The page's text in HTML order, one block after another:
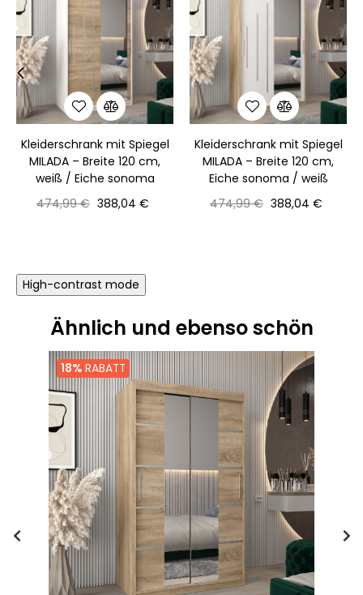
Kleiderschrank mit Spiegel
MILADA – Breite 120 cm,
weiß / Eiche sonoma
Normaler
474,99 € Preis
388,04 €
Kleiderschrank mit Spiegel
MILADA – Breite 120 cm,
Eiche sonoma / weiß
Normaler
474,99 € Preis
388,04 €
‹ ›
High-contrast mode
Ähnlich und ebenso schön
18% RABATT